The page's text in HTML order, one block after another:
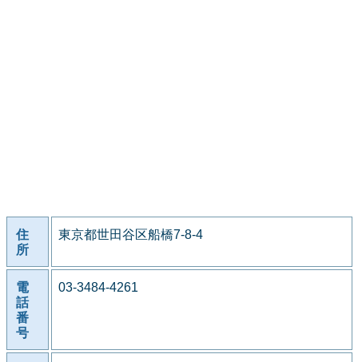
住
所
東京都世田谷区船橋7-8-4
電
話
番
号
03-3484-4261